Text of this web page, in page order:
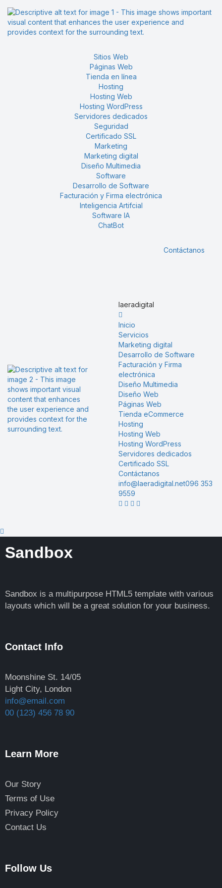
Sitios Web
Páginas Web
Tienda en línea
Hosting
Hosting Web
Hosting WordPress
Servidores dedicados
Seguridad
Certificado SSL
Marketing
Marketing digital
Diseño Multimedia
Software
Desarrollo de Software
Facturación y Firma electrónica
Inteligencia Artifcial
Software IA
ChatBot
Contáctanos
laeradigital
Inicio
Servicios
Marketing digital
Desarrollo de Software
Facturación y Firma
electrónica
Diseño Multimedia
Diseño Web
Páginas Web
Tienda eCommerce
Hosting
Hosting Web
Hosting WordPress
Servidores dedicados
Certificado SSL
Contáctanos
info@laeradigital.net096 353
9559
Sandbox
Sandbox is a multipurpose HTML5 template with various
layouts which will be a great solution for your business.
Contact Info
Moonshine St. 14/05
Light City, London
info@email.com
00 (123) 456 78 90
Learn More
Our Story
Terms of Use
Privacy Policy
Contact Us
Follow Us